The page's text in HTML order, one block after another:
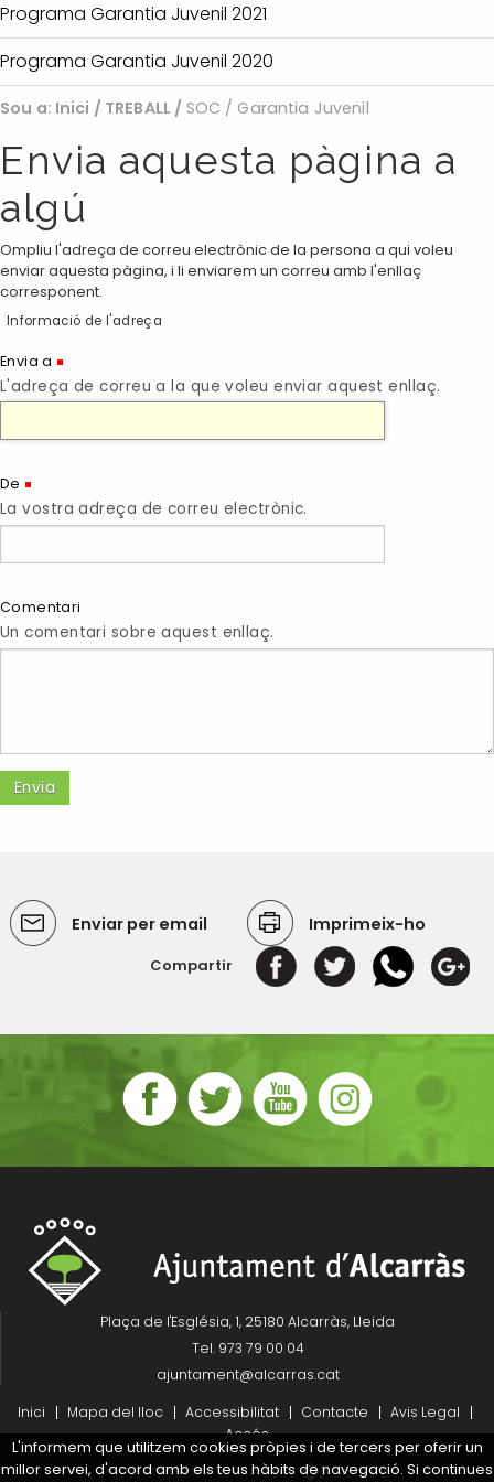
Programa Garantia Juvenil 2021
Programa Garantia Juvenil 2020
Sou a: Inici / TREBALL / SOC / Garantia Juvenil
Envia aquesta pàgina a
algú
Ompliu l'adreça de correu electrònic de la persona a qui voleu
enviar aquesta pàgina, i li enviarem un correu amb l'enllaç
corresponent.
Informació de l'adreça
Envia a
L'adreça de correu a la que voleu enviar aquest enllaç.
De
La vostra adreça de correu electrònic.
Comentari
Un comentari sobre aquest enllaç.
Enviar per email Imprimeix-ho
Compartir
Plaça de l'Església, 1, 25180 Alcarràs, Lleida
Tel. 973 79 00 04
ajuntament@alcarras.cat
Inici
Mapa del lloc Accessibilitat Contacte
Avis Legal
Accés
Projecte desenvolupat per
L'informem que utilitzem cookies pròpies i de tercers per oferir un
millor servei, d'acord amb els teus hàbits de navegació. Si continues